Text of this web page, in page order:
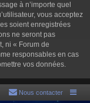
à n’importe quel
vous acceptez
soient enregistrées
ne seront pas
ni « Forum de
responsables en cas
vos données.
Nous contacter